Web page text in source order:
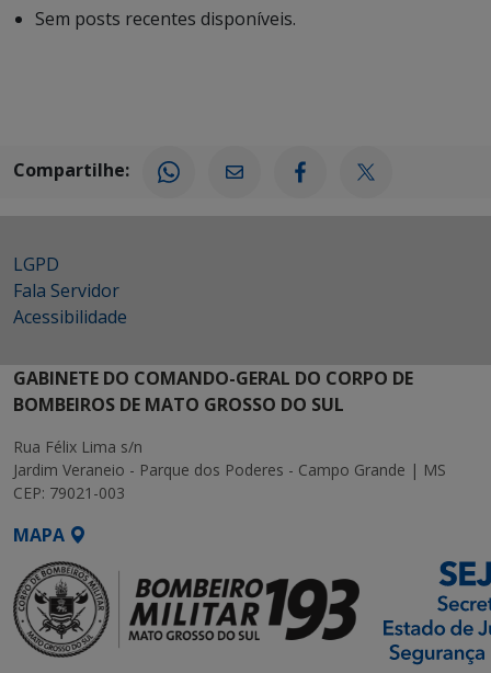
Sem posts recentes disponíveis.
Compartilhe:
LGPD
Fala Servidor
Acessibilidade
GABINETE DO COMANDO-GERAL DO CORPO DE
BOMBEIROS DE MATO GROSSO DO SUL
Rua Félix Lima s/n
Jardim Veraneio - Parque dos Poderes - Campo Grande | MS
CEP: 79021-003
MAPA